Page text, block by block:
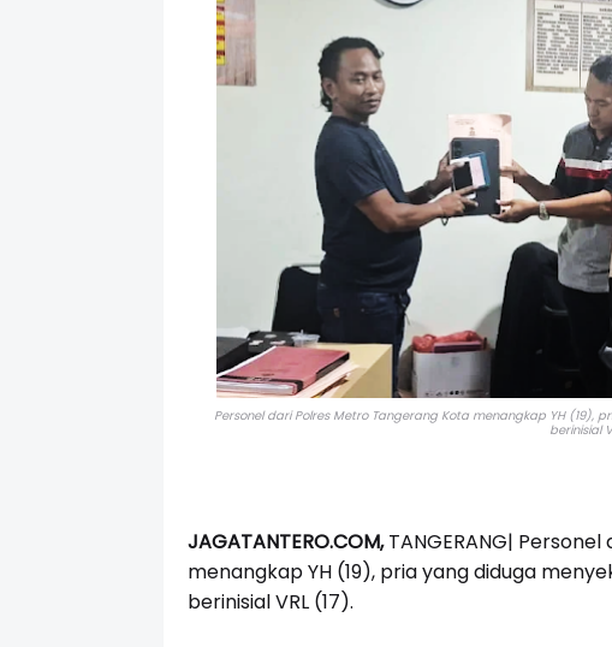
Personel dari Polres Metro Tangerang Kota menangkap YH
berinisial
JAGATANTERO.COM,TANGERANG| Personel
menangkap YH (19), pria yang diduga
berinisial VRL (17).